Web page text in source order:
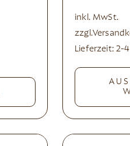
inkl. MwSt.
zzgl.
Lieferzeit: 2-4